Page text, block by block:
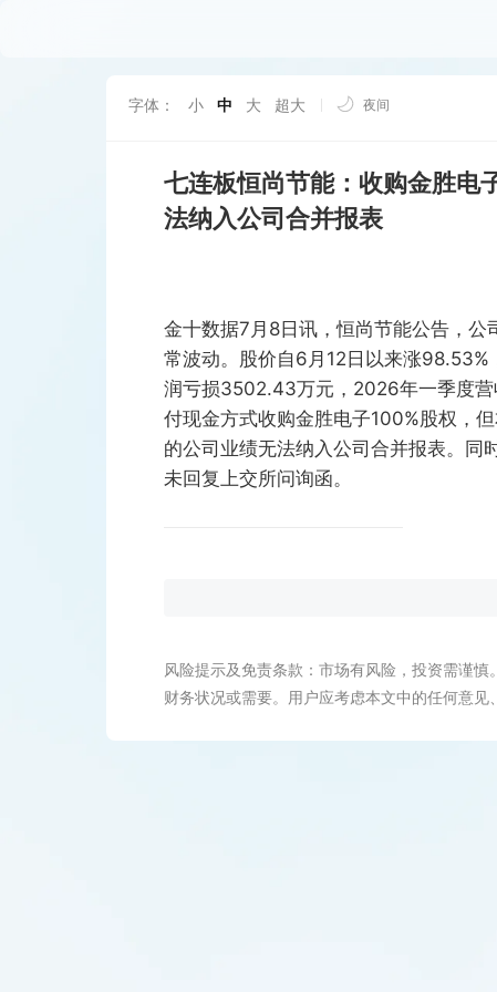
字体： 小 中 大 超大 夜间
七连板恒尚节能：收购金胜电
法纳入公司合并报表
金十数据7月8日讯，恒尚节能公告，
常波动。股价自6月12日以来涨
润亏损3502.43万元，2026年一季度
付现金方式收购金胜电子100%股权，
的公司业绩无法纳入公司合并报表。同
未回复上交所问询函。
风险提示及免责条款：市场有风险，投资需谨
财务状况或需要。用户应考虑本文中的任何意见